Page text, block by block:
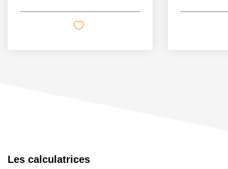
Les calculatrices